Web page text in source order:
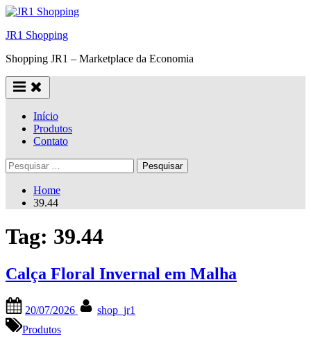
Skip
content
JR1 Shopping
Shopping JR1 – Marketplace da Economia
Início
Produtos
Contato
Pesquisar
por:
Home
39.44
Tag: 39.44
Calça Floral Invernal em Malha
on
20/07/2026
shop_jr1
Produtos